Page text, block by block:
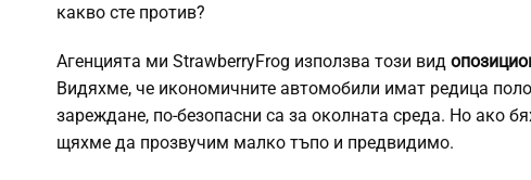
какво сте против?
Агенцията ми StrawberryFrog използва този вид
Видяхме, че икономичните автомобили имат редица
зареждане, по-безопасни са за околната среда. Но ако
щяхме да прозвучим малко тъпо и предвидимо.